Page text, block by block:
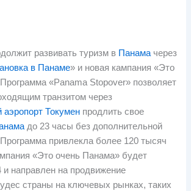
развивать туризм в Панама через
в Панаме» и новая кампания «Это
«Panama Stopover» позволяет
транзитом через
Токумен продлить свое
до 23 часы без дополнительной
привлекла более 120 тысяч
«Это очень Панама» будет
и направлен на продвижение
страны на ключевых рынках, таких